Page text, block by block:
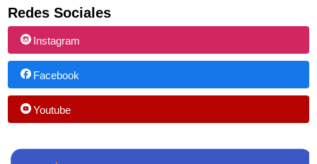
Redes Sociales
Instagram
Facebook
Youtube